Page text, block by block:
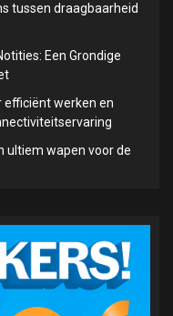
tussen draagbaarheid
Een Grondige
werken en
ultiem wapen voor de